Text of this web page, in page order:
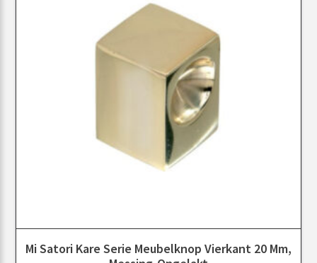
Mi Satori Kare Serie Meubelknop Vierkant 20 Mm,